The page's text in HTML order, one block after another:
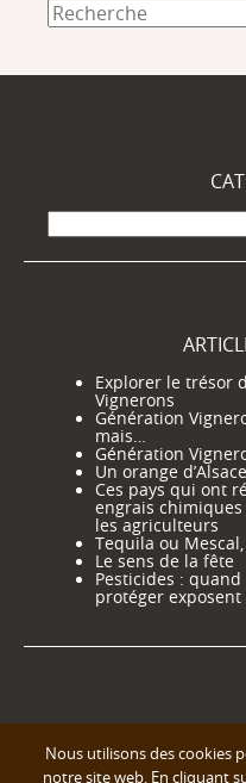
Catégories
Explorer le trésor
Vignerons
Génération
mais…
Génération
Un orange
Ces pays qui ont
engrais
les agriculteurs
Tequila ou
Le sens de la fête
Pesticides :
protéger exposent
Nous utilisons des cookies
notre site web. En cliquant